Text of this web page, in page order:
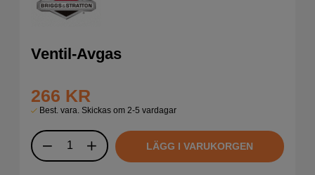
Ventil-Avgas
266 KR
Best. vara. Skickas om 2-5 vardagar
LÄGG I VARUKORGEN